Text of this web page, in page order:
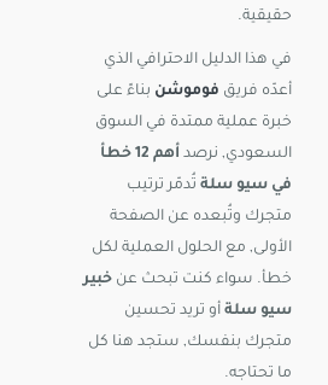
حقيقية.
في هذا الدليل الاحترافي الذي
أعدّه فريق فوموشن بناءً على
خبرة عملية ممتدة في السوق
السعودي, نرصد
أهم 12 خطأ
في سيو سلة تُدمّر ترتيب
متجرك وتُبعده عن الصفحة
الأولى, مع الحلول العملية لكل
خطأ. سواء كنت تبحث عن خبير
سيو سلة أو تريد تحسين
متجرك بنفسك, ستجد هنا كل
ما تحتاجه.